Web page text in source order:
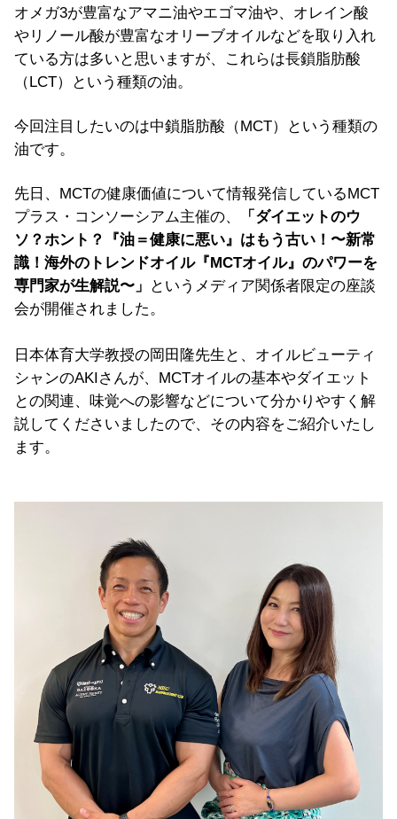
オメガ3が豊富なアマニ油やエゴマ油や、オレイン酸
やリノール酸が豊富なオリーブオイルなどを取り入れ
ている方は多いと思いますが、これらは長鎖脂肪酸
（LCT）という種類の油。
今回注目したいのは中鎖脂肪酸（MCT）という種類の
油です。
先日、MCTの健康価値について情報発信しているMCT
プラス・コンソーシアム主催の、
「ダイエットのウ
ソ？ホント？『油＝健康に悪い』はもう古い！〜新常
識！海外のトレンドオイル『MCTオイル』のパワーを
専門家が生解説〜」
というメディア関係者限定の座談
会が開催されました。
日本体育大学教授の岡田隆先生と、オイルビューティ
シャンのAKIさんが、MCTオイルの基本やダイエット
との関連、味覚への影響などについて分かりやすく解
説してくださいましたので、その内容をご紹介いたし
ます。